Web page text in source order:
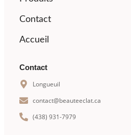
Contact
Accueil
Contact
Longueuil
contact@beauteeclat.ca
(438) 931-7979